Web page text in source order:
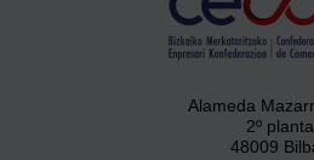
Alameda
2º planta
48009